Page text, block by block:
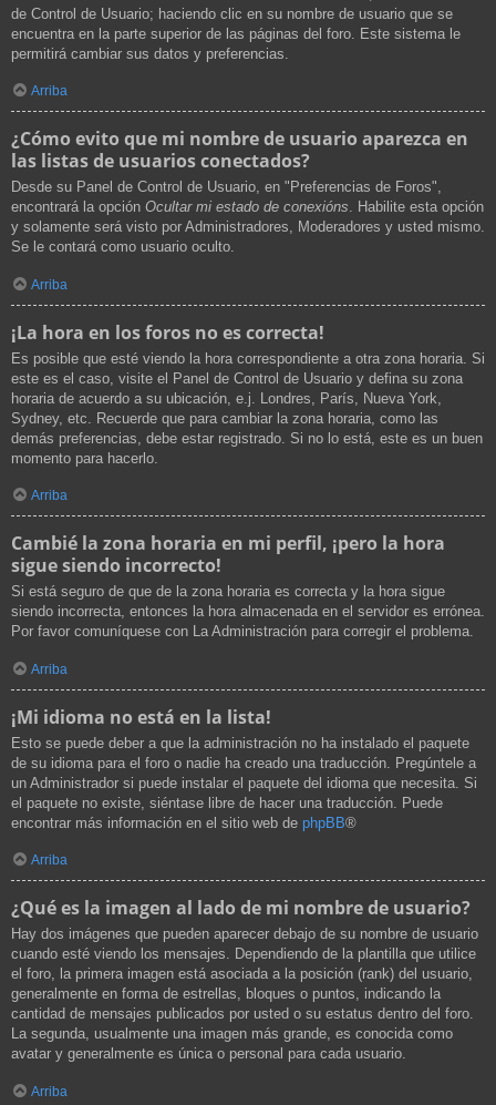
de Control de Usuario; haciendo clic en su nombre de usuario que se
encuentra en la parte superior de las páginas del foro. Este sistema le
permitirá cambiar sus datos y preferencias.
Arriba
¿Cómo evito que mi nombre de usuario aparezca en
las listas de usuarios conectados?
Desde su Panel de Control de Usuario, en "Preferencias de Foros",
encontrará la opción Ocultar mi estado de conexións. Habilite esta opción
y solamente será visto por Administradores, Moderadores y usted mismo.
Se le contará como usuario oculto.
Arriba
¡La hora en los foros no es correcta!
Es posible que esté viendo la hora correspondiente a otra zona horaria. Si
este es el caso, visite el Panel de Control de Usuario y defina su zona
horaria de acuerdo a su ubicación, e.j. Londres, París, Nueva York,
Sydney, etc. Recuerde que para cambiar la zona horaria, como las
demás preferencias, debe estar registrado. Si no lo está, este es un buen
momento para hacerlo.
Arriba
Cambié la zona horaria en mi perfil, ¡pero la hora
sigue siendo incorrecto!
Si está seguro de que de la zona horaria es correcta y la hora sigue
siendo incorrecta, entonces la hora almacenada en el servidor es errónea.
Por favor comuníquese con La Administración para corregir el problema.
Arriba
¡Mi idioma no está en la lista!
Esto se puede deber a que la administración no ha instalado el paquete
de su idioma para el foro o nadie ha creado una traducción. Pregúntele a
un Administrador si puede instalar el paquete del idioma que necesita. Si
el paquete no existe, siéntase libre de hacer una traducción. Puede
encontrar más información en el sitio web de phpBB®
Arriba
¿Qué es la imagen al lado de mi nombre de usuario?
Hay dos imágenes que pueden aparecer debajo de su nombre de usuario
cuando esté viendo los mensajes. Dependiendo de la plantilla que utilice
el foro, la primera imagen está asociada a la posición (rank) del usuario,
generalmente en forma de estrellas, bloques o puntos, indicando la
cantidad de mensajes publicados por usted o su estatus dentro del foro.
La segunda, usualmente una imagen más grande, es conocida como
avatar y generalmente es única o personal para cada usuario.
Arriba